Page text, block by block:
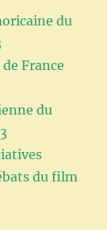
du
France
du
du film